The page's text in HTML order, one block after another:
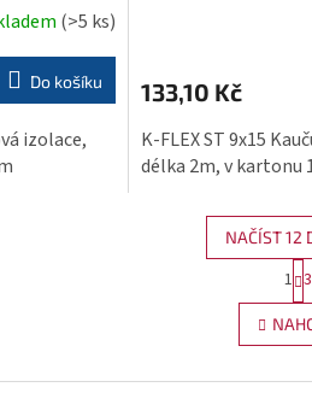
(>5 ks)
Do košíku
izolace,
133,10 Kč
K-FLEX ST 9x15
délka 2m, v kartonu
O
v
l
á
NAČÍST 12
S
t
r
á
n
1 3